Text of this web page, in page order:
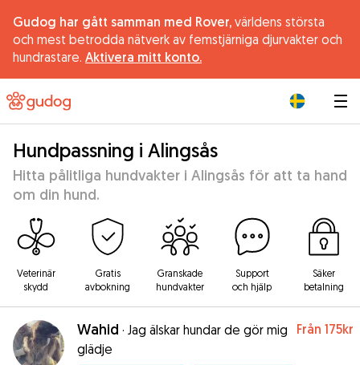
Gudog har gått samman med Rover, världens största
och mest betrodda nätverk av femstjärniga djurvakter och
hundrastare. Aktivera mitt konto.
Hundpassning i Alingsås
Hitta pålitliga hundvakter i Alingsås för att ta hand
om din hund.
Veterinär
skydd
Gratis
avbokning
Granskade
hundvakter
Support
och hjälp
Säker
betalning
Wahid · Jag älskar hundar de gör mig
glädje
Från 175kr